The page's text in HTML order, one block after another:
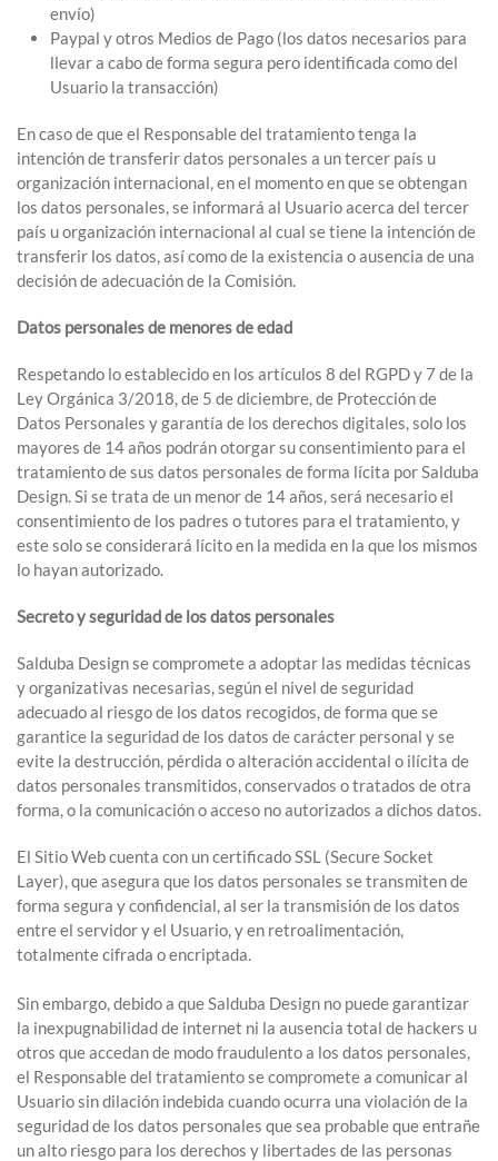
envío)
Paypal y otros Medios de Pago (los datos necesarios para
llevar a cabo de forma segura pero identificada como del
Usuario la transacción)
En caso de que el Responsable del tratamiento tenga la
intención de transferir datos personales a un tercer país u
organización internacional, en el momento en que se obtengan
los datos personales, se informará al Usuario acerca del tercer
país u organización internacional al cual se tiene la intención de
transferir los datos, así como de la existencia o ausencia de una
decisión de adecuación de la Comisión.
Datos personales de menores de edad
Respetando lo establecido en los artículos 8 del RGPD y 7 de la
Ley Orgánica 3/2018, de 5 de diciembre, de Protección de
Datos Personales y garantía de los derechos digitales, solo los
mayores de 14 años podrán otorgar su consentimiento para el
tratamiento de sus datos personales de forma lícita por Salduba
Design. Si se trata de un menor de 14 años, será necesario el
consentimiento de los padres o tutores para el tratamiento, y
este solo se considerará lícito en la medida en la que los mismos
lo hayan autorizado.
Secreto y seguridad de los datos personales
Salduba Design se compromete a adoptar las medidas técnicas
y organizativas necesarias, según el nivel de seguridad
adecuado al riesgo de los datos recogidos, de forma que se
garantice la seguridad de los datos de carácter personal y se
evite la destrucción, pérdida o alteración accidental o ilícita de
datos personales transmitidos, conservados o tratados de otra
forma, o la comunicación o acceso no autorizados a dichos datos.
El Sitio Web cuenta con un certificado SSL (Secure Socket
Layer), que asegura que los datos personales se transmiten de
forma segura y confidencial, al ser la transmisión de los datos
entre el servidor y el Usuario, y en retroalimentación,
totalmente cifrada o encriptada.
Sin embargo, debido a que Salduba Design no puede garantizar
la inexpugnabilidad de internet ni la ausencia total de hackers u
otros que accedan de modo fraudulento a los datos personales,
el Responsable del tratamiento se compromete a comunicar al
Usuario sin dilación indebida cuando ocurra una violación de la
seguridad de los datos personales que sea probable que entrañe
un alto riesgo para los derechos y libertades de las personas